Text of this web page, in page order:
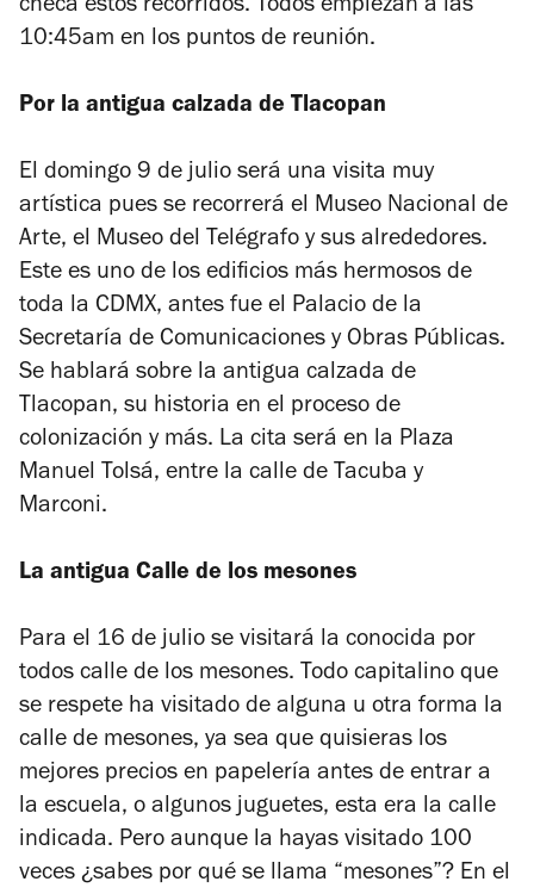
checa estos recorridos. Todos empiezan a las
10:45am en los puntos de reunión.
Por la antigua calzada de Tlacopan
El domingo 9 de julio será una visita muy
artística pues se recorrerá el Museo Nacional de
Arte, el Museo del Telégrafo y sus alrededores.
Este es uno de los edificios más hermosos de
toda la CDMX, antes fue el Palacio de la
Secretaría de Comunicaciones y Obras Públicas.
Se hablará sobre la antigua calzada de
Tlacopan, su historia en el proceso de
colonización y más. La cita será en la Plaza
Manuel Tolsá, entre la calle de Tacuba y
Marconi.
La antigua Calle de los mesones
Para el 16 de julio se visitará la conocida por
todos calle de los mesones. Todo capitalino que
se respete ha visitado de alguna u otra forma la
calle de mesones, ya sea que quisieras los
mejores precios en papelería antes de entrar a
la escuela, o algunos juguetes, esta era la calle
indicada. Pero aunque la hayas visitado 100
veces ¿sabes por qué se llama “mesones”? En el